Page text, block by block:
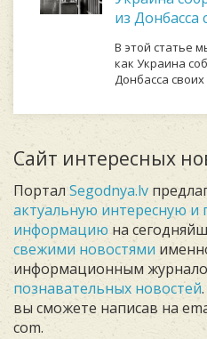
из Донбасса
В этой статье
как Украина
Донбасса
Сайт интересных
Портал Segodnya.lv
актуальную интересную и
информацию на
свежими новостями
информационным
познавательных новостей
вы сможете написав на
com.